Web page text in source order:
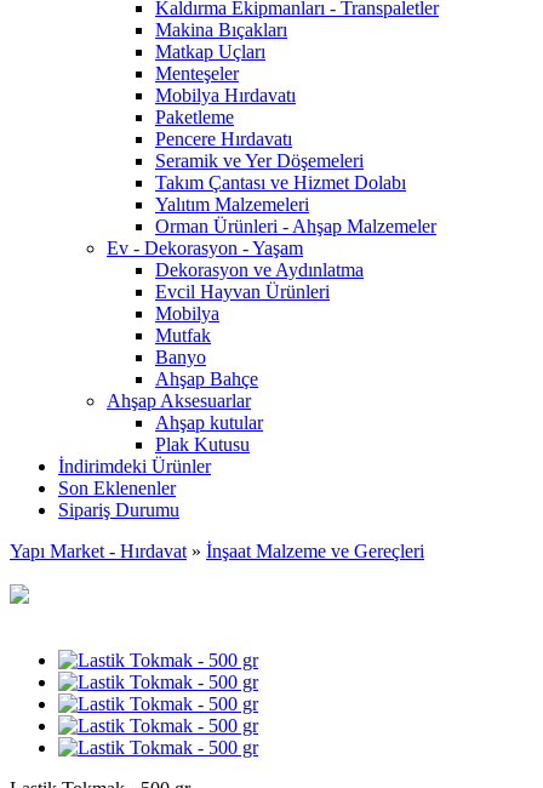
Kaldırma Ekipmanları - Transpaletler
Makina Bıçakları
Matkap Uçları
Menteşeler
Mobilya Hırdavatı
Paketleme
Pencere Hırdavatı
Seramik ve Yer Döşemeleri
Takım Çantası ve Hizmet Dolabı
Yalıtım Malzemeleri
Orman Ürünleri - Ahşap Malzemeler
Ev - Dekorasyon - Yaşam
Dekorasyon ve Aydınlatma
Evcil Hayvan Ürünleri
Mobilya
Mutfak
Banyo
Ahşap Bahçe
Ahşap Aksesuarlar
Ahşap kutular
Plak Kutusu
İndirimdeki Ürünler
Son Eklenenler
Sipariş Durumu
Yapı Market - Hırdavat » İnşaat Malzeme ve Gereçleri